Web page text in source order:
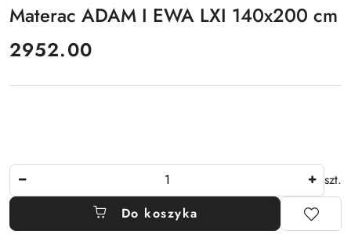
Materac ADAM I EWA LXI 140x200 cm
cena:
2952.00
szt.
Do koszyka